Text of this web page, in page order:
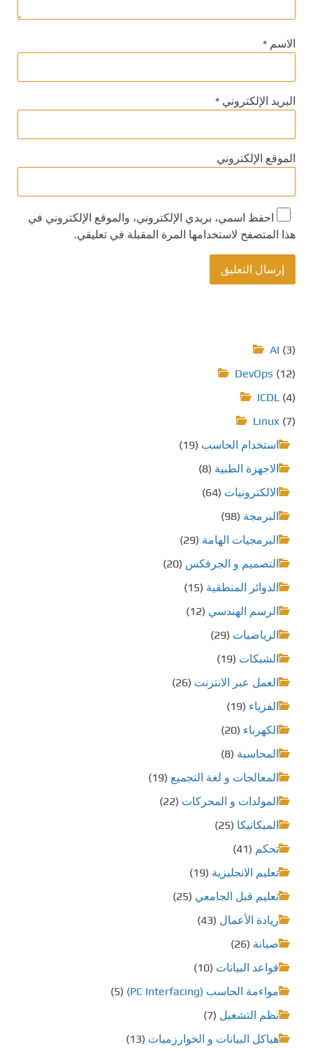
الاسم *
البريد الإلكتروني *
الموقع الإلكتروني
احفظ اسمي، بريدي الإلكتروني، والموقع الإلكتروني في
هذا المتصفح لاستخدامها المرة المقبلة في تعليقي.
AI (3)
DevOps (12)
ICDL (4)
Linux (7)
استخدام الحاسب (19)
الاجهزة الطبية (8)
الالكترونيات (64)
البرمجة (98)
البرمجيات الهامة (29)
التصميم و الجرفكس (20)
الدوائر المنطقية (15)
الرسم الهندسي (12)
الرياضيات (29)
الشبكات (19)
العمل عبر الانترنت (26)
الفزياء (19)
الكهرباء (20)
المحاسبة (8)
المعالجات و لغة التجميع (19)
المولدات و المحركات (22)
الميكانيكا (25)
تحكم (41)
تعليم الانجليزية (19)
تعليم قبل الجامعي (25)
ريادة الأعمال (43)
صيانة (26)
قواعد البيانات (10)
مواءمة الحاسب (PC Interfacing)
(5)
نظم التشغيل (7)
هياكل البيانات و الخوارزميات (13)